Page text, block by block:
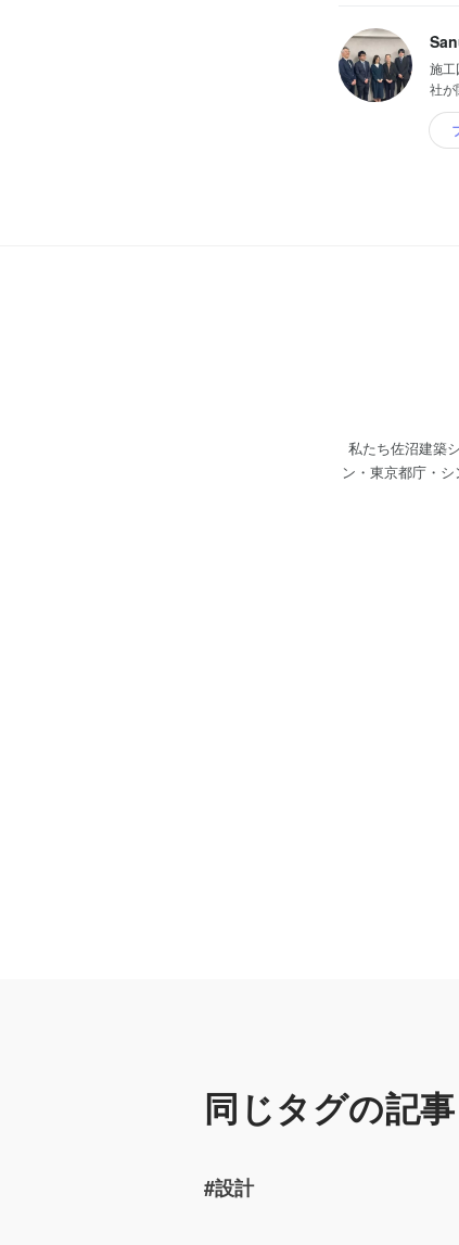
施
社が
私たち佐沼建築
ン・東京都庁・
と現場施工を繋
導入により、国
同じタグの記事
#設計